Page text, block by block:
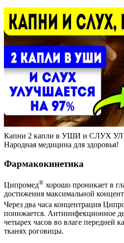
Капни 2 капли в УШИ и СЛУХ
Народная медицина для здоровья!
Фармакокинетика
Ципромед® хорошо проникает в
достижения максимальной
Через два часа концентрация
понижается. Антиинфекционное
четырех часов во влаге передней
тканях роговицы.